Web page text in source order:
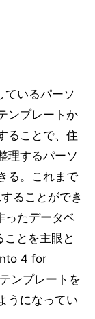
ているパーソ
ンプレートか
ることで、住
理するパーソ
る。これまで
ることができ
ったデータベ
とを主眼と
4 for
ンプレートを
うになってい